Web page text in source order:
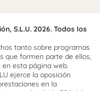
S.L.U. 2026. Todos los
tanto sobre programas
que formen parte de ellos,
esta página web.
ejerce la oposición
en la